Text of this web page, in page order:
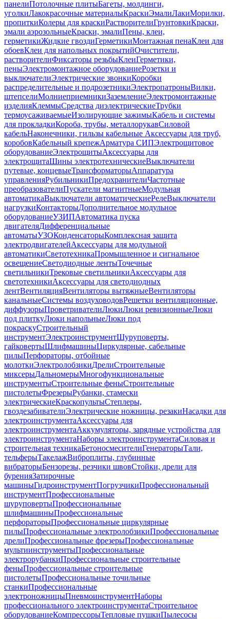
панелиПотолочные плитыБагеты, молдинги,
уголкиЛакокрасочные материалыКраскиЭмалиЛакиМорилки,
пропиткиКолеры для краскиРастворителиГрунтовкиКраски,
эмали аэрозольныеКраски, эмалиПены, клеи,
герметикиЖидкие гвоздиГерметикиМонтажная пенаКлеи для
обоевКлеи для напольных покрытийОчистители,
растворителиФиксаторы резьбыКлеиГерметики,
пеныЭлектромонтажное оборудованиеРозетки и
выключателиЭлектрические звонкиКоробки
распределительные и подрозетникиЭлектропатроныВилки,
штепселиМолниеприемникиЗаземлениеЭлектромонтажные
изделияКлеммыСредства диэлектрическиеТрубки
термоусаживаемыеИзолирующие зажимыКабель и системы
для прокладкиКороба, трубы, металлорукавСиловой
кабельНаконечники, гильзы кабельные Аксессуары для труб,
коробовКабельный крепежАрматура СИПЭлектрощитовое
оборудованиеЭлектрощитыАксессуары для
электрощитаШины электротехническиеВыключатели
путевые, концевыеТрансформаторыАппаратура
управленияРубильникиПредохранителиЧастотные
преобразователиПускатели магнитныеМодульная
автоматикаВыключатели автоматическиеРелеВыключатели
нагрузкиКонтакторыДополнительное модульное
оборудованиеУЗИПАвтоматика пуска
двигателяДифференциальные
автоматыУЗОКонденсаторыКомплексная защита
электродвигателейАксессуары для модульной
автоматикиСветотехникаПромышленное и сигнальное
освещениеСветодиодные лентыТочечные
светильникиТрековые светильникиАксессуары для
светотехникиАксессуары для светодиодных
лентВентиляцияВентиляторы вытяжныеВентиляторы
канальныеСистемы воздуховодовРешетки вентиляционные,
диффузорыПроветривателиЛюкиЛюки ревизионныеЛюки
под плиткуЛюки напольныеЛюки под
покраскуСтроительный
инструментЭлектроинструментШуруповерты,
гайковертыШлифмашиныЦиркулярные, сабельные
пилыПерфораторы, отбойные
молоткиЭлектролобзикиДрелиСтроительные
миксерыДальномерыМногофункциональные
инструментыСтроительные феныСтроительные
пистолетыФрезерыРубанки, стамески
электрическиеКраскопультыСтеплеры,
гвоздезабивателиЭлектрические ножницы, резакиНасадки для
электроинструментаАксессуары для
электроинструментаАккумуляторы, зарядные устройства для
электроинструментаНаборы электроинструментаСиловая и
строительная техникаБетоносмесителиГенераторыТали,
тельферыТакелажВиброплиты, глубинные
вибраторыБензорезы, резчики швовСтойки, дрели для
буренияЗатирочные
машиныГидроинструментПогрузчикиПрофессиональный
инструментПрофессиональные
шуруповертыПрофессиональные
шлифмашиныПрофессиональные
перфораторыПрофессиональные циркулярные
пилыПрофессиональные электролобзикиПрофессиональные
дрелиПрофессиональные фрезерыПрофессиональные
мультиинструментыПрофессиональные
электрорубанкиПрофессиональные строительные
феныПрофессиональные строительные
пистолетыПрофессиональные точильные
станкиПрофессиональные
электроножницыПневмоинструментНаборы
профессионального электроинструментаСтроительное
оборудованиеКомпрессорыТепловые пушкиПылесосы